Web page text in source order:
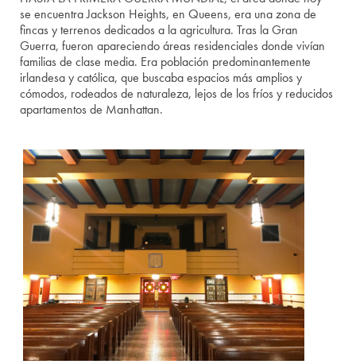
se encuentra Jackson Heights, en Queens, era una zona de
fincas y terrenos dedicados a la agricultura. Tras la Gran
Guerra, fueron apareciendo áreas residenciales donde vivían
familias de clase media. Era población predominantemente
irlandesa y católica, que buscaba espacios más amplios y
cómodos, rodeados de naturaleza, lejos de los fríos y reducidos
apartamentos de Manhattan.